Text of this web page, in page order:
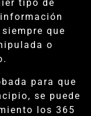
tipo de
que
o
para que
se puede
los 365